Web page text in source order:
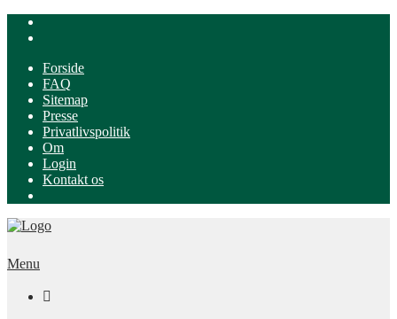
Forside
FAQ
Sitemap
Presse
Privatlivspolitik
Om
Login
Kontakt os
Menu
